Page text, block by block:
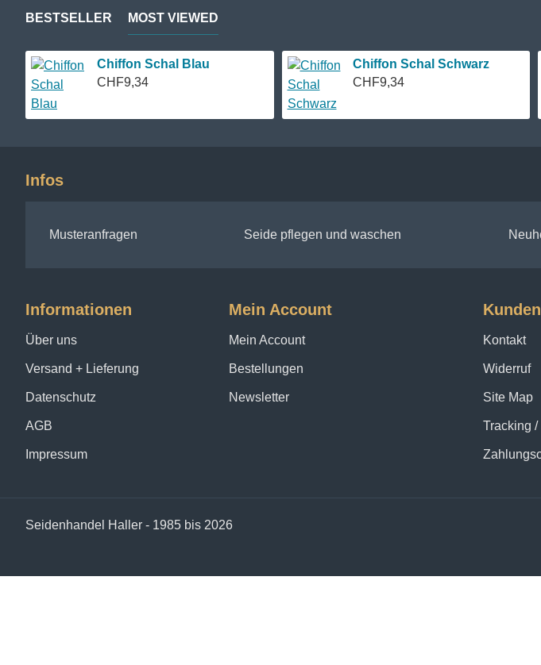
BESTSELLER MOST VIEWED
Chiffon Schal Blau
CHF9,34
Chiffon Schal Schwarz
CHF9,34
Infos
Musteranfragen Seide pflegen und waschen
Informationen
Über uns
Versand + Lieferung
Datenschutz
AGB
Impressum
Mein Account
Mein Account
Bestellungen
Newsletter
Kontakt
Widerruf
Site Map
Tracking
Seidenhandel Haller - 1985 bis 2026